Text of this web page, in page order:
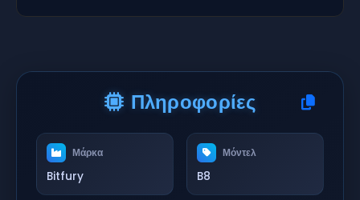
Πληροφορίες
Μάρκα
Bitfury
Μόντελ
B8